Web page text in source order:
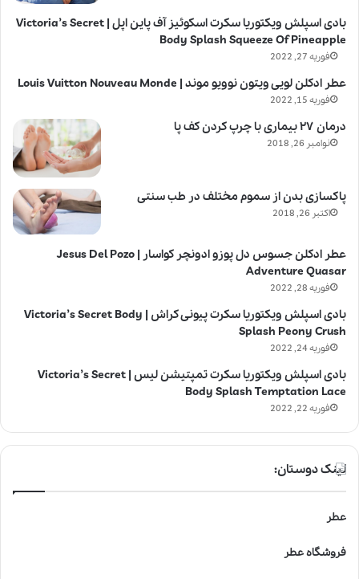
بادی اسپلش ویکتوریا سکرت اسکوئیز آف پاین اپل | Victoria’s Secret
Body Splash Squeeze Of Pineapple
فوریه 27, 2022
عطر ادکلن لویی ویتون نوویو موند | Louis Vuitton Nouveau Monde
فوریه 15, 2022
درمان ۲۷ بیماری با چرپ کردن کف پا
نوامبر 26, 2018
پاکسازی بدن از سموم مختلف در طب سنتی
اکتبر 26, 2018
عطر ادکلن جسوس دل پوزو ادونچر کواسار | Jesus Del Pozo
Adventure Quasar
فوریه 28, 2022
بادی اسپلش ویکتوریا سکرت پیونی کراش | Victoria’s Secret Body
Splash Peony Crush
فوریه 24, 2022
بادی اسپلش ویکتوریا سکرت تمپتیشن لیس | Victoria’s Secret
Body Splash Temptation Lace
فوریه 22, 2022
لینک دوستان:
عطر
فروشگاه عطر